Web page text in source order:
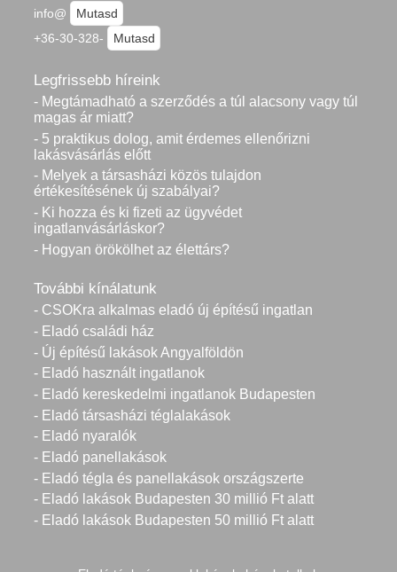
info@
Mutasd
+36-30-328-
Mutasd
Legfrissebb híreink
- Megtámadható a szerződés a túl alacsony vagy túl
magas ár miatt?
- 5 praktikus dolog, amit érdemes ellenőrizni
lakásvásárlás előtt
- Melyek a társasházi közös tulajdon
értékesítésének új szabályai?
- Ki hozza és ki fizeti az ügyvédet
ingatlanvásárláskor?
- Hogyan örökölhet az élettárs?
További kínálatunk
- CSOKra alkalmas eladó új építésű ingatlan
- Eladó családi ház
- Új építésű lakások Angyalföldön
- Eladó használt ingatlanok
- Eladó kereskedelmi ingatlanok Budapesten
- Eladó társasházi téglalakások
- Eladó nyaralók
- Eladó panellakások
- Eladó tégla és panellakások országszerte
- Eladó lakások Budapesten 30 millió Ft alatt
- Eladó lakások Budapesten 50 millió Ft alatt